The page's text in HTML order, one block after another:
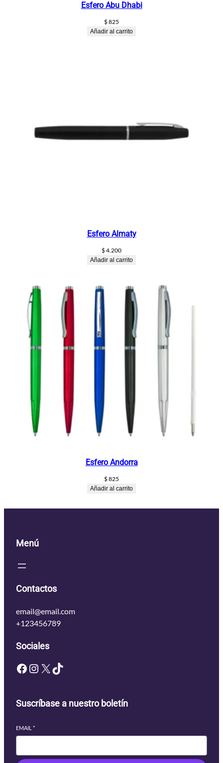
Esfero Abu Dhabi
$825
Añadir al carrito
Esfero Almaty
$4.200
Añadir al carrito
Esfero Andorra
$825
Añadir al carrito
Menú
Contactos
email@email.com
+123456789
Sociales
Facebook Instagram X TikTok
Suscríbase a nuestro boletín
EMAIL *